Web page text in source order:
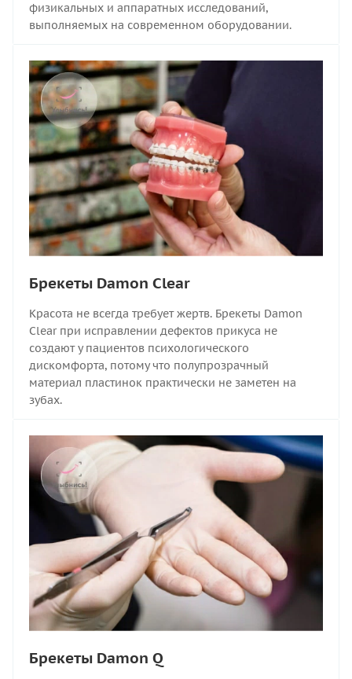
физикальных и аппаратных исследований,
выполняемых на современном оборудовании.
Брекеты Damon Clear
Красота не всегда требует жертв. Брекеты Damon
Clear при исправлении дефектов прикуса не
создают у пациентов психологического
дискомфорта, потому что полупрозрачный
материал пластинок практически не заметен на
зубах.
Брекеты Damon Q